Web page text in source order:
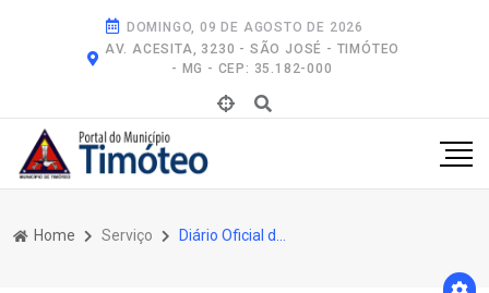
DOMINGO, 09 DE AGOSTO DE 2026
AV. ACESITA, 3230 - SÃO JOSÉ - TIMÓTEO
- MG - CEP: 35.182-000
Home Serviço